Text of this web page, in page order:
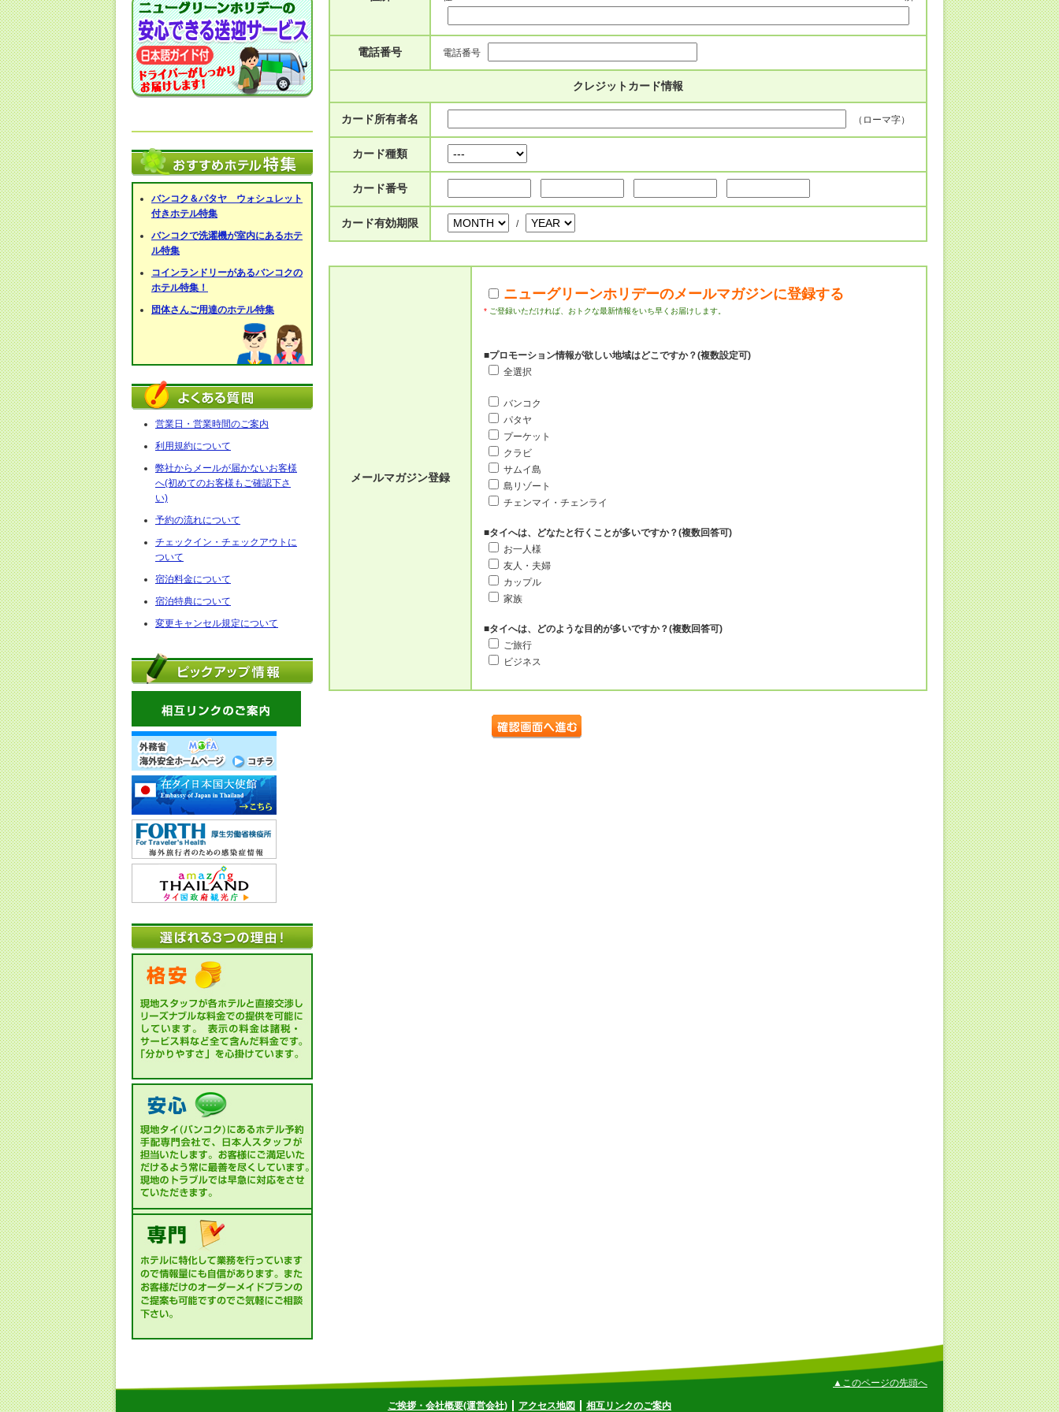
バンコク＆パタヤ ウォシュレット
付きホテル特集
バンコクで洗濯機が室内にあるホテ
ル特集
コインランドリーがあるバンコクの
ホテル特集！
団体さんご用達のホテル特集
営業日・営業時間のご案内
利用規約について
弊社からメールが届かないお客様
へ(初めてのお客様もご確認下さ
い)
予約の流れについて
チェックイン・チェックアウトに
ついて
宿泊料金について
宿泊特典について
変更キャンセル規定について
電話番号 電話番号
クレジットカード情報
カード所有者名 （ローマ字）
カード種類
カード番号
カード有効期限 /
メールマガジン登録
ニューグリーンホリデーのメールマガジンに登録する
* ご登録いただければ、おトクな最新情報をいち早くお届けします。
■プロモーション情報が欲しい地域はどこですか？(複数設定可)
全選択
バンコク
パタヤ
プーケット
クラビ
サムイ島
島リゾート
チェンマイ・チェンライ
■タイへは、どなたと行くことが多いですか？(複数回答可)
お一人様
友人・夫婦
カップル
家族
■タイへは、どのような目的が多いですか？(複数回答可)
ご旅行
ビジネス
▲このページの先頭へ
ご挨拶・会社概要(運営会社) アクセス地図 相互リンクのご案内